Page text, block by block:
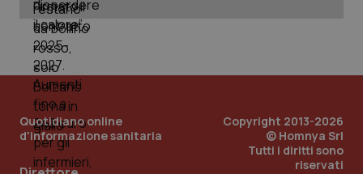
Quotidiano online
d'informazione sanitaria
Copyright 2013-2026
© Homnya Srl
Tutti i diritti sono
riservati
tracking-sites-ironfish-
session-id
Google LLC
.quotidianosanita.it
1
mese